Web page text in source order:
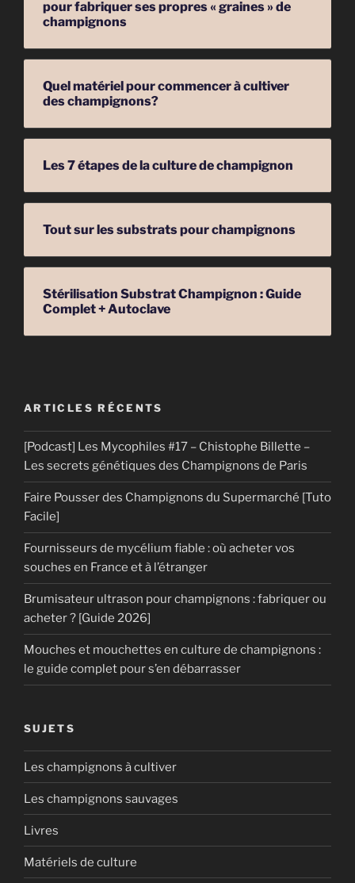
pour fabriquer ses propres « graines » de
champignons
Quel matériel pour commencer à cultiver
des champignons?
Les 7 étapes de la culture de champignon
Tout sur les substrats pour champignons
Stérilisation Substrat Champignon : Guide
Complet + Autoclave
ARTICLES RÉCENTS
[Podcast] Les Mycophiles #17 – Chistophe Billette –
Les secrets génétiques des Champignons de Paris
Faire Pousser des Champignons du Supermarché [Tuto
Facile]
Fournisseurs de mycélium fiable : où acheter vos
souches en France et à l’étranger
Brumisateur ultrason pour champignons : fabriquer ou
acheter ? [Guide 2026]
Mouches et mouchettes en culture de champignons :
le guide complet pour s’en débarrasser
SUJETS
Les champignons à cultiver
Les champignons sauvages
Livres
Matériels de culture